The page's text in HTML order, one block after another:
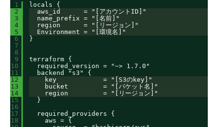
1
2
3
4
5
6
7
8
9
10
11
12
13
14
15
16
17
18
locals {
aws_id      = "[アカウントID]"
name_prefix = "[名前]"
region      = "[リージョン]"
Environment = "[環境名]"
}
terraform {
required_version = "~> 1.7.0"
backend "s3" {
key            = "[S3のkey]"
bucket         = "[バケット名]"
region         = "[リージョン]"
}
required_providers {
aws = {